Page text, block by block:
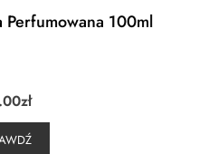
100ml
zł